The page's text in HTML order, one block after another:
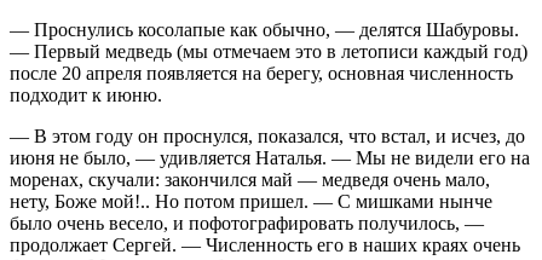
— Проснулись косолапые как обычно, — делятся Шабуровы.
— Первый медведь (мы отмечаем это в летописи каждый год)
после 20 апреля появляется на берегу, основная численность
подходит к июню.
— В этом году он проснулся, показался, что встал, и исчез, до
июня не было, — удивляется Наталья. — Мы не видели его на
моренах, скучали: закончился май — медведя очень мало,
нету, Боже мой!.. Но потом пришел. — С мишками нынче
было очень весело, и пофотографировать получилось, —
продолжает Сергей. — Численность его в наших краях очень